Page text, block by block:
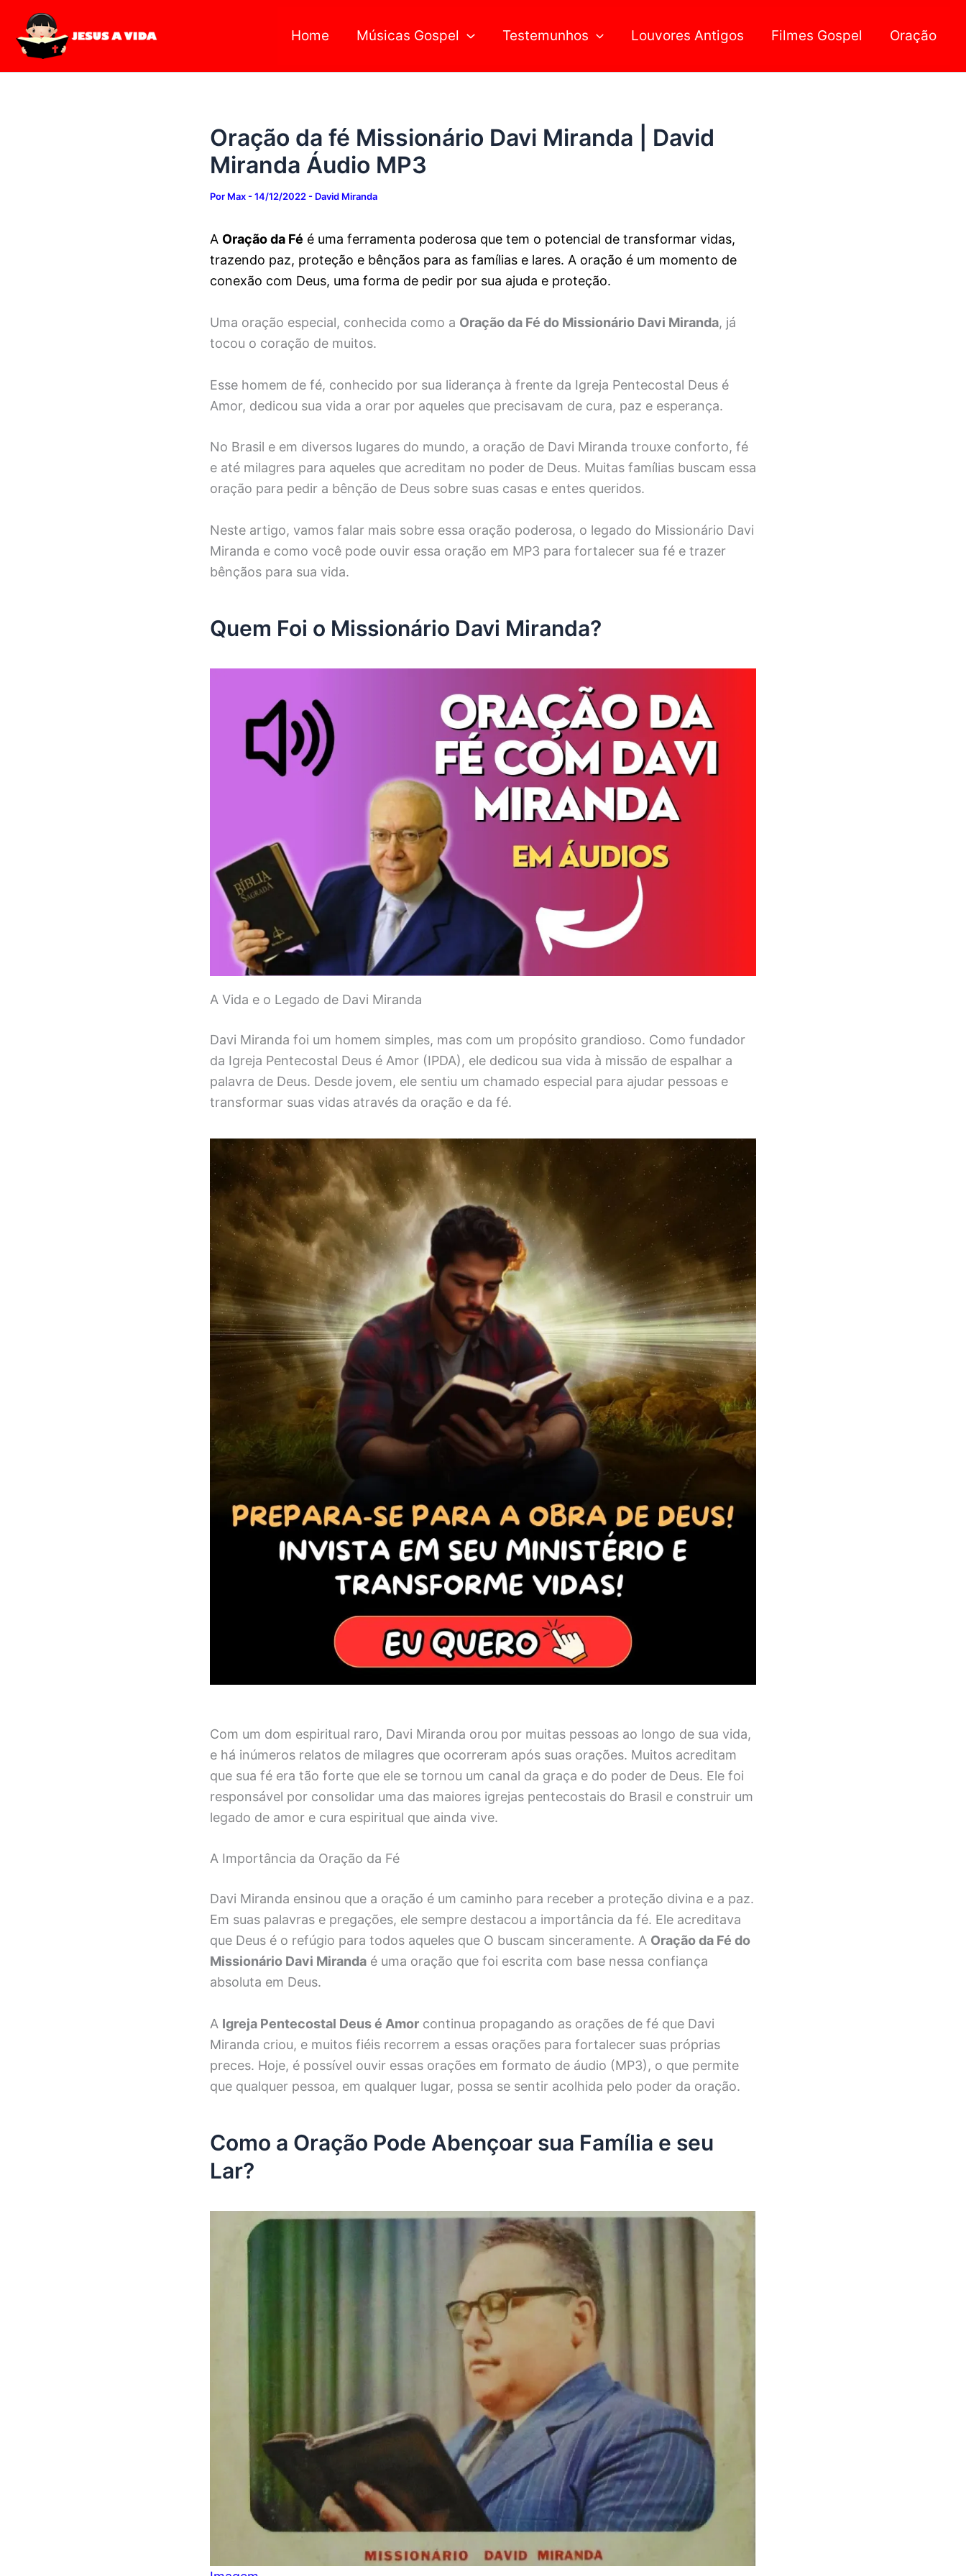
para
conteúdo
Home Músicas Gospel Testemunhos Louvores Antigos Filmes Gospel Oração
Oração da fé Missionário Davi Miranda | David
Miranda Áudio MP3
Por Max-14/12/2022- David Miranda
A Oração da Fé é uma ferramenta poderosa que tem o potencial de transformar vidas,
trazendo paz, proteção e bênçãos para as famílias e lares. A oração é um momento de
conexão com Deus, uma forma de pedir por sua ajuda e proteção.
Uma oração especial, conhecida como a Oração da Fé do Missionário Davi Miranda, já
tocou o coração de muitos.
Esse homem de fé, conhecido por sua liderança à frente da Igreja Pentecostal Deus é
Amor, dedicou sua vida a orar por aqueles que precisavam de cura, paz e esperança.
No Brasil e em diversos lugares do mundo, a oração de Davi Miranda trouxe conforto, fé
e até milagres para aqueles que acreditam no poder de Deus. Muitas famílias buscam essa
oração para pedir a bênção de Deus sobre suas casas e entes queridos.
Neste artigo, vamos falar mais sobre essa oração poderosa, o legado do Missionário Davi
Miranda e como você pode ouvir essa oração em MP3 para fortalecer sua fé e trazer
bênçãos para sua vida.
Quem Foi o Missionário Davi Miranda?
A Vida e o Legado de Davi Miranda
Davi Miranda foi um homem simples, mas com um propósito grandioso. Como fundador
da Igreja Pentecostal Deus é Amor (IPDA), ele dedicou sua vida à missão de espalhar a
palavra de Deus. Desde jovem, ele sentiu um chamado especial para ajudar pessoas e
transformar suas vidas através da oração e da fé.
Com um dom espiritual raro, Davi Miranda orou por muitas pessoas ao longo de sua vida,
e há inúmeros relatos de milagres que ocorreram após suas orações. Muitos acreditam
que sua fé era tão forte que ele se tornou um canal da graça e do poder de Deus. Ele foi
responsável por consolidar uma das maiores igrejas pentecostais do Brasil e construir um
legado de amor e cura espiritual que ainda vive.
A Importância da Oração da Fé
Davi Miranda ensinou que a oração é um caminho para receber a proteção divina e a paz.
Em suas palavras e pregações, ele sempre destacou a importância da fé. Ele acreditava
que Deus é o refúgio para todos aqueles que O buscam sinceramente. A Oração da Fé do
Missionário Davi Miranda é uma oração que foi escrita com base nessa confiança
absoluta em Deus.
A Igreja Pentecostal Deus é Amor continua propagando as orações de fé que Davi
Miranda criou, e muitos fiéis recorrem a essas orações para fortalecer suas próprias
preces. Hoje, é possível ouvir essas orações em formato de áudio (MP3), o que permite
que qualquer pessoa, em qualquer lugar, possa se sentir acolhida pelo poder da oração.
Como a Oração Pode Abençoar sua Família e seu
Lar?